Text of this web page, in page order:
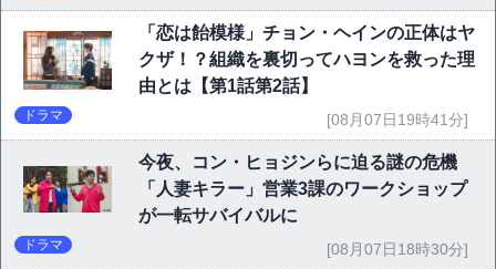
「恋は飴模様」チョン・ヘインの正体はヤ
クザ！？組織を裏切ってハヨンを救った理
由とは【第1話第2話】
ドラマ [08月07日19時41分]
今夜、コン・ヒョジンらに迫る謎の危機
「人妻キラー」営業3課のワークショップ
が一転サバイバルに
ドラマ [08月07日18時30分]